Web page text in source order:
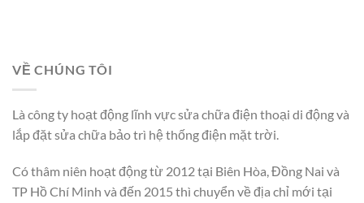
VỀ CHÚNG TÔI
Là công ty hoạt động lĩnh vực sửa chữa điện thoại di động và
lắp đặt sửa chữa bảo trì hệ thống điện mặt trời.
Có thâm niên hoạt động từ 2012 tại Biên Hòa, Đồng Nai và
TP Hồ Chí Minh và đến 2015 thì chuyển về địa chỉ mới tại